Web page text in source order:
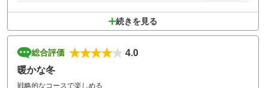
続きを見る
総合評価
4.0
暖かな冬
戦略的なコースで楽しめる